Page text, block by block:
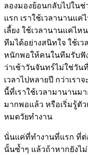
ลองมองย้อนกลับไปในช่
แรก เราใช้เวลานานแค่
เลี้ยง ใช้เวลานานแค่ไ
ทีมได้อย่างสนิทใจ ใช้เว
หนักพอให้คนในทีมรับฟัง
ว่าเช้าวันจันทร์ไม่ใช่วั
เวลาไปหลายปี กว่าเรา
นี้ที่เราใช้เวลามานานม
มากพอแล้ว หรือเริ่มรู้ตั
หมดวัยทำงาน
นั่นแค่ที่ทำงานที่แรก ที่ต่
นั้นซ้ำๆ แล้วถ้าหากยังไม่